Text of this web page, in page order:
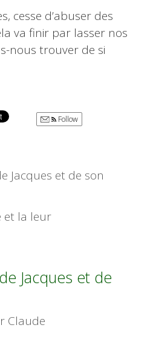
cesse d’abuser des
va finir par lasser nos
nous trouver de si
Follow
Jacques et de son
et la leur
Jacques et de
Claude